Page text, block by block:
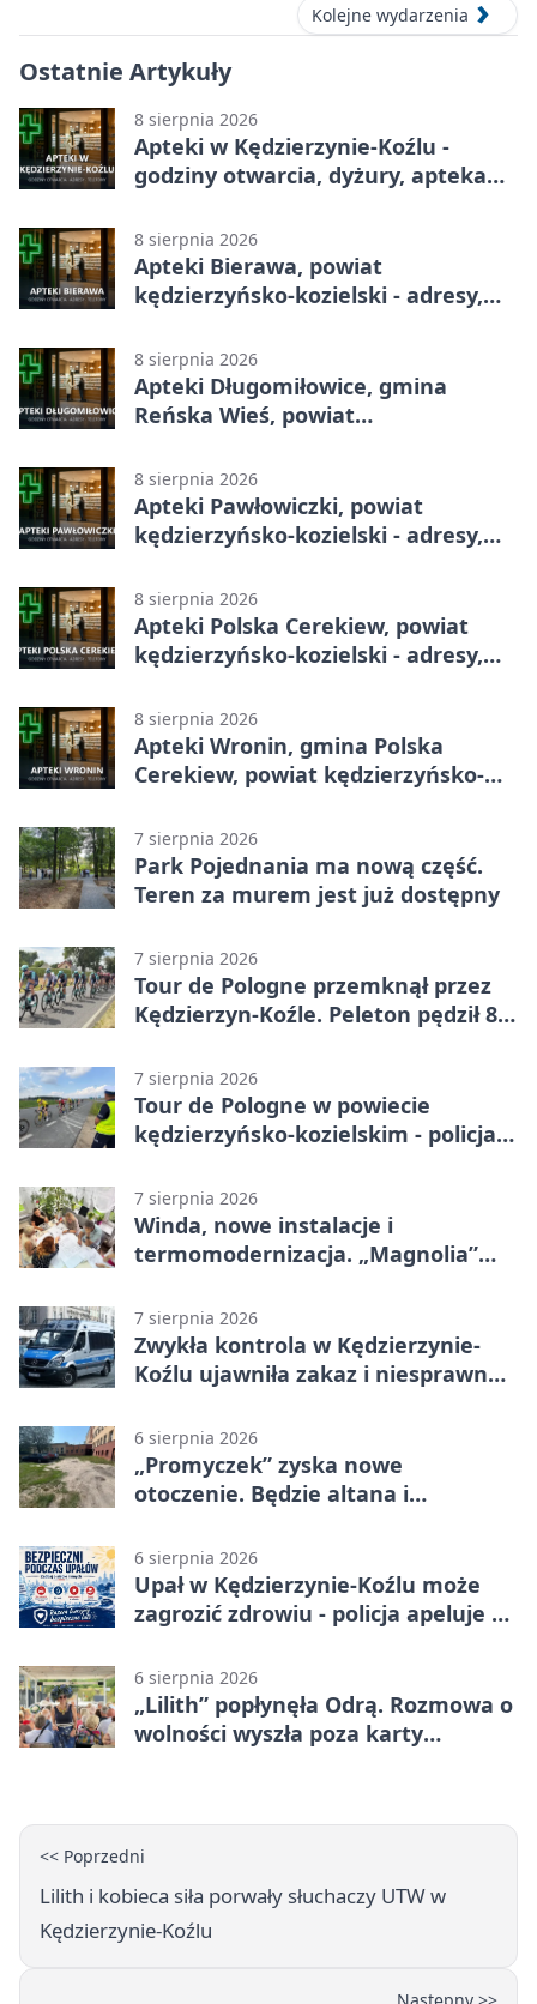
Kolejne wydarzenia
Ostatnie Artykuły
8 sierpnia 2026
Apteki w Kędzierzynie-Koźlu -
godziny otwarcia, dyżury, apteka
8 sierpnia 2026
Apteki Bierawa, powiat
kędzierzyńsko-kozielski - adresy,
8 sierpnia 2026
Apteki Długomiłowice, gmina
Reńska Wieś, powiat
telefony, godziny otwarcia
8 sierpnia 2026
Apteki Pawłowiczki, powiat
kędzierzyńsko-kozielski - adresy,
8 sierpnia 2026
Apteki Polska Cerekiew, powiat
kędzierzyńsko-kozielski - adresy,
8 sierpnia 2026
Apteki Wronin, gmina Polska
Cerekiew, powiat kędzierzyńsko-
otwarcia
7 sierpnia 2026
Park Pojednania ma nową część.
Teren za murem jest już dostępny
7 sierpnia 2026
Tour de Pologne przemknął przez
Kędzierzyn-Koźle. Peleton pędził 80
7 sierpnia 2026
Tour de Pologne w powiecie
kędzierzyńsko-kozielskim - policja
7 sierpnia 2026
Winda, nowe instalacje i
termomodernizacja. „Magnolia”
7 sierpnia 2026
Zwykła kontrola w Kędzierzynie-
Koźlu ujawniła zakaz i niesprawne
6 sierpnia 2026
„Promyczek” zyska nowe
otoczenie. Będzie altana i
6 sierpnia 2026
Upał w Kędzierzynie-Koźlu może
zagrozić zdrowiu - policja apeluje o
6 sierpnia 2026
„Lilith” popłynęła Odrą. Rozmowa o
wolności wyszła poza karty
<< Poprzedni
Lilith i kobieca siła porwały słuchaczy UTW w
Kędzierzynie-Koźlu